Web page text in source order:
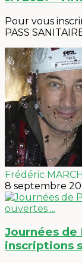
Pour vous
PASS
Frédéric
8 septembre
Journées de
inscriptions